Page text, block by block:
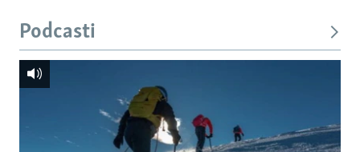
Podcasti